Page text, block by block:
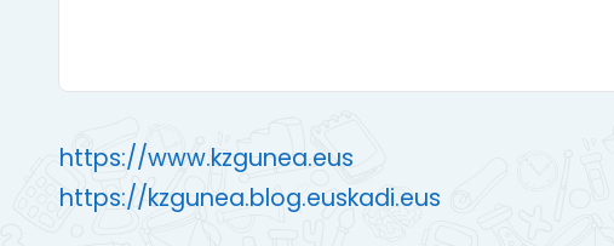
https://www.kzgunea.eus
https://kzgunea.blog.euskadi.eus